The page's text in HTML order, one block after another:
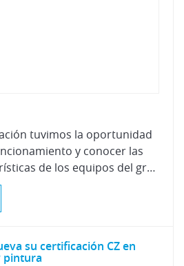
tuvimos la oportunidad
y conocer las
principales características de los equipos del grupo Cevik.
su certificación CZ en
pintura